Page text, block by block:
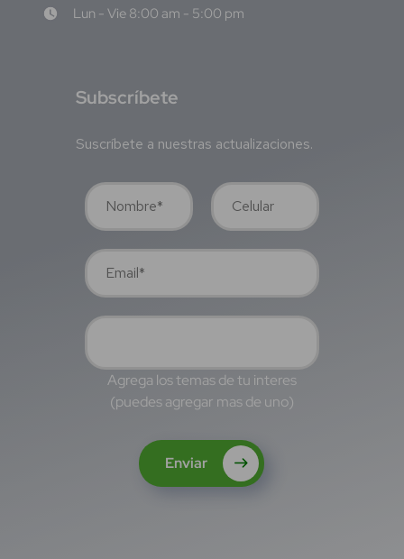
Lun - Vie 8:00 am - 5:00 pm
Subscríbete
Suscríbete a nuestras actualizaciones.
Agrega los temas de tu interes
(puedes agregar mas de uno)
Enviar